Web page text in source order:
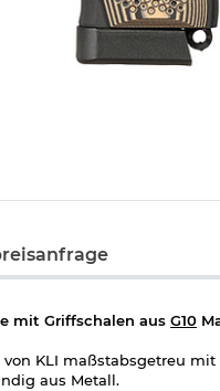
mit Griffschalen aus G10
KLI maßstabsgetreu mit
aus Metall.